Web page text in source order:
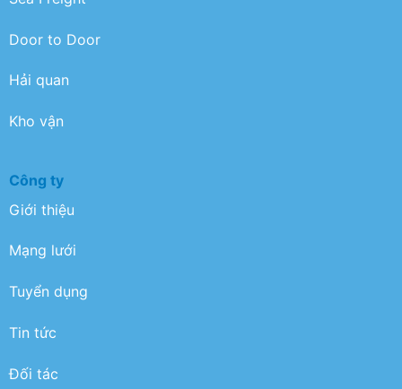
Door to Door
Hải quan
Kho vận
Công ty
Giới thiệu
Mạng lưới
Tuyển dụng
Tin tức
Đối tác